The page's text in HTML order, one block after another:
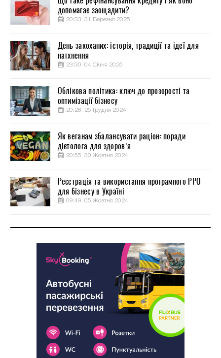
допомагає заощадити?
20:33, 31 Березня 2025
День закоханих: історія, традиції та ідеї для
натхнення
23:30, 04 Січня 2025
Облікова політика: ключ до прозорості та
оптимізації бізнесу
20:28, 25 Грудня 2024
Як веганам збалансувати раціон: поради
дієтолога для здоров’я
20:55, 30 Жовтня 2024
Реєстрація та використання програмного РРО
для бізнесу в Україні
09:49, 05 Жовтня 2024